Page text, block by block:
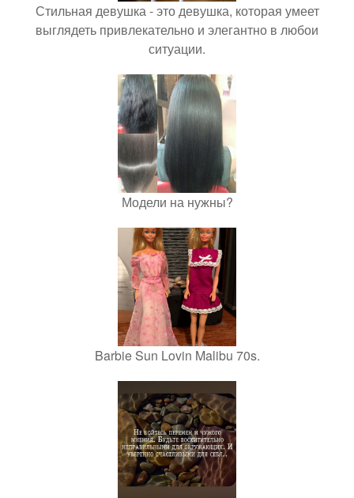
Стильная девушка - это девушка, которая умеет
выглядеть привлекательно и элегантно в любои
ситуации.
Модели на нужны?
Barbie Sun Lovin Malibu 70s.